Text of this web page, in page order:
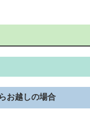
お越しの場合